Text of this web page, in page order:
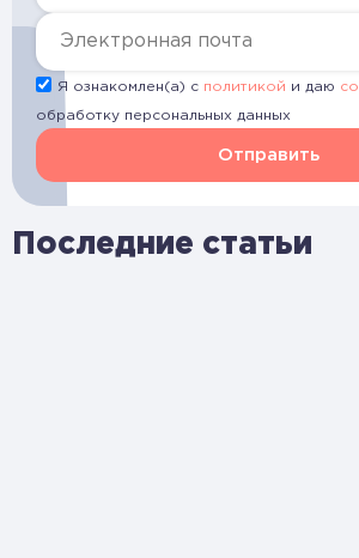
Последние статьи
Я ознакомлен(а) с политикой и даю
обработку персональных данных
Отправить